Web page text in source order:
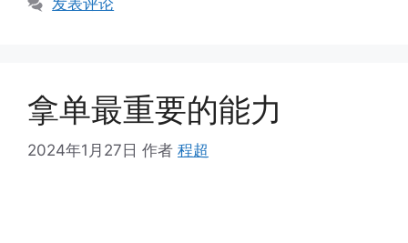
发表评论
拿单最重要的能力
2024年1月27日 作者 程超